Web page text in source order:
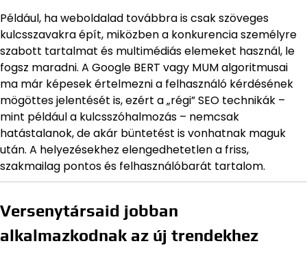
Például, ha weboldalad továbbra is csak szöveges
kulcsszavakra épít, miközben a konkurencia személyre
szabott tartalmat és multimédiás elemeket használ, le
fogsz maradni. A Google BERT vagy MUM algoritmusai
ma már képesek értelmezni a felhasználó kérdésének
mögöttes jelentését is, ezért a „régi” SEO technikák –
mint például a kulcsszóhalmozás – nemcsak
hatástalanok, de akár büntetést is vonhatnak maguk
után. A helyezésekhez elengedhetetlen a friss,
szakmailag pontos és felhasználóbarát tartalom.
Versenytársaid jobban
alkalmazkodnak az új trendekhez